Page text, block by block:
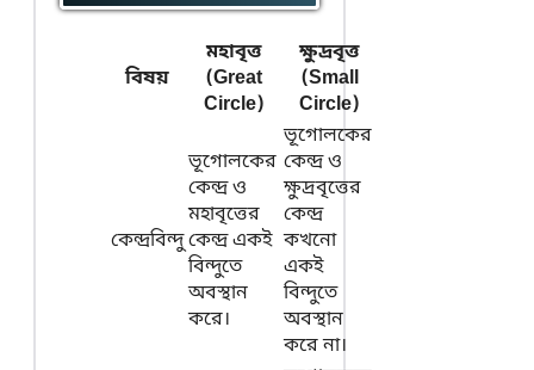
বিষয়
মহাবৃত্ত
(Great
Circle)
ক্ষুদ্রবৃত্ত
(Small
Circle)
কেন্দ্রবিন্দু
ভূগোলকের
কেন্দ্র ও
মহাবৃত্তের
কেন্দ্র একই
বিন্দুতে
অবস্থান
করে।
ভূগোলকের
কেন্দ্র ও
ক্ষুদ্রবৃত্তের
কেন্দ্র
কখনো
একই
বিন্দুতে
অবস্থান
করে না।